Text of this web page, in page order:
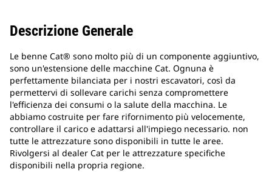
Descrizione Generale
Le benne Cat® sono molto più di un componente aggiuntivo,
sono un'estensione delle macchine Cat. Ognuna è
perfettamente bilanciata per i nostri escavatori, così da
permettervi di sollevare carichi senza compromettere
l'efficienza dei consumi o la salute della macchina. Le
abbiamo costruite per fare rifornimento più velocemente,
controllare il carico e adattarsi all'impiego necessario. non
tutte le attrezzature sono disponibili in tutte le aree.
Rivolgersi al dealer Cat per le attrezzature specifiche
disponibili nella propria regione.